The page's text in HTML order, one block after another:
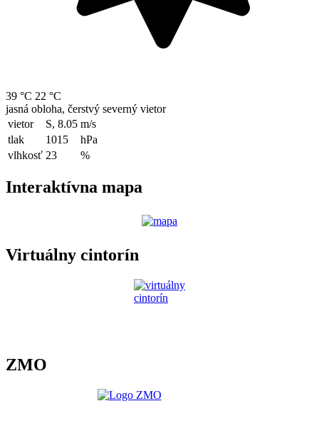
39 °C 22 °C
jasná obloha, čerstvý severný vietor
vietor
S, 8.05 m/s
tlak
1015
hPa
vlhkosť 23 %
Interaktívna mapa
Virtuálny cintorín
ZMO